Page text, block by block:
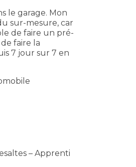
le garage. Mon
sur-mesure, car
de faire un pré-
faire la
7 jour sur 7 en
– Apprenti